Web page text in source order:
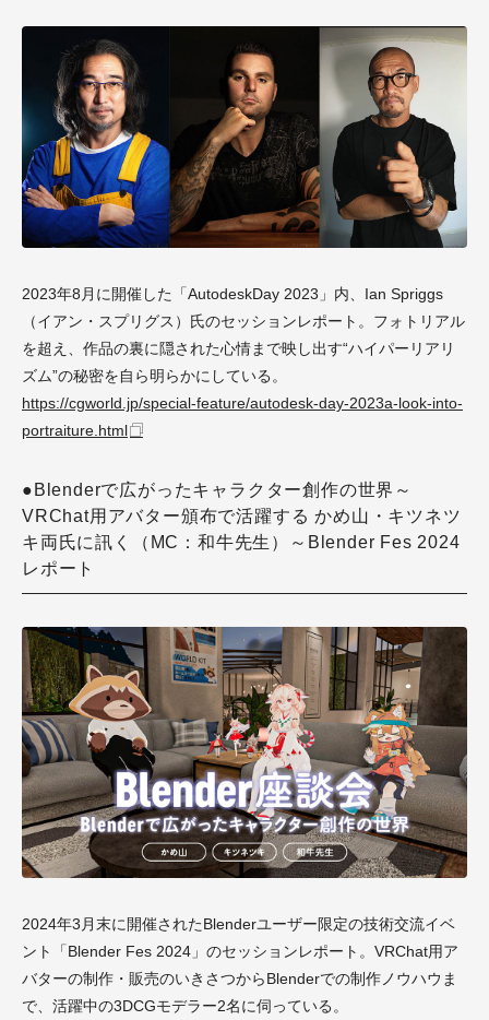
2023年8月に開催した「AutodeskDay 2023」内、Ian Spriggs
（イアン・スプリグス）氏のセッションレポート。フォトリアル
を超え、作品の裏に隠された心情まで映し出す“ハイパーリアリ
ズム”の秘密を自ら明らかにしている。
https://cgworld.jp/special-feature/autodesk-day-2023a-look-into-
portraiture.html
●Blenderで広がったキャラクター創作の世界～
VRChat用アバター頒布で活躍する かめ山・キツネツ
キ両氏に訊く（MC：和牛先生）～Blender Fes 2024
レポート
2024年3月末に開催されたBlenderユーザー限定の技術交流イベ
ント「Blender Fes 2024」のセッションレポート。VRChat用ア
バターの制作・販売のいきさつからBlenderでの制作ノウハウま
で、活躍中の3DCGモデラー2名に伺っている。